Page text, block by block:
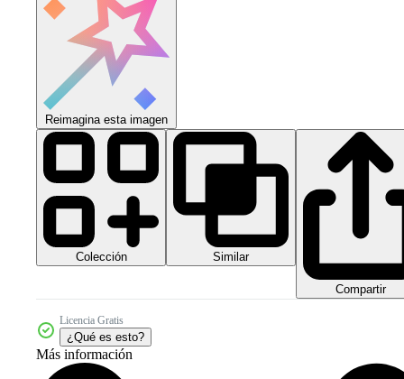
Reimagina esta imagen
Colección Similar
Compartir
Licencia Gratis
¿Qué es esto?
Más información